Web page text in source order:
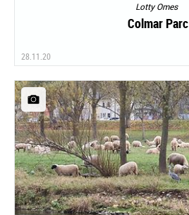
Lotty Omes
Colmar Parc
28.11.20